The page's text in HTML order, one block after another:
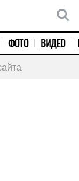
ФОТО ВИДЕО